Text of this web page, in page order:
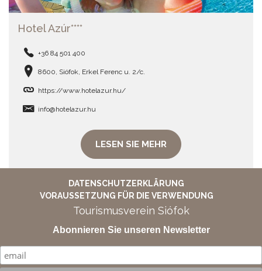
Hotel Azúr****
+36 84 501 400
8600, Siófok, Erkel Ferenc u. 2/c.
https://www.hotelazur.hu/
info@hotelazur.hu
LESEN SIE MEHR
DATENSCHUTZERKLÄRUNG
VORAUSSETZUNG FÜR DIE VERWENDUNG
Tourismusverein Siófok
Abonnieren Sie unseren Newsletter